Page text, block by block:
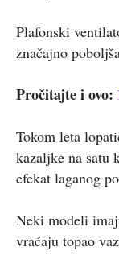
Plafonski
značajno
Pročitajte i ovo:
Tokom leta
kazaljke na satu
efekat laganog
Neki modeli
vraćaju topao